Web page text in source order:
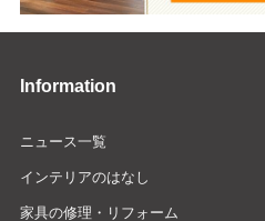
Information
ニュース一覧
インテリアのはなし
家具の修理・リフォーム